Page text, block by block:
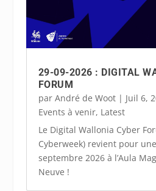
29-09-2026 : DIGITAL
FORUM
par André de Woot| Juil 6,
Events à venir, Latest
Le Digital Wallonia Cyber
Cyberweek) revient pour
septembre 2026 à l’Aula
Neuve !